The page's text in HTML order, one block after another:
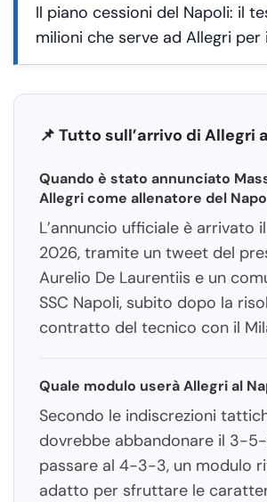
Il piano cessioni del Napoli: il
milioni che serve ad Allegri
📌 Tutto sull’arrivo di Allegri
Quando è stato annunciato
Allegri come allenatore del
L’annuncio ufficiale è arrivato
2026, tramite un tweet del
Aurelio De Laurentiis e un
SSC Napoli, subito dopo la
contratto del tecnico con il
Quale modulo userà Allegri al
Secondo le indiscrezioni
dovrebbe abbandonare il 3-
passare al 4-3-3, un modulo
adatto per sfruttare le